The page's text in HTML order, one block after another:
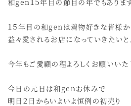
和gen１５年目の節目の年でもあります
１５年目の和genは着物好きな皆様か
益々愛されるお店になっていきたいと
今年もご愛顧の程よろしくお願いいた
今日の元日は和genお休みで
明日２日からいよいよ恒例の初売り